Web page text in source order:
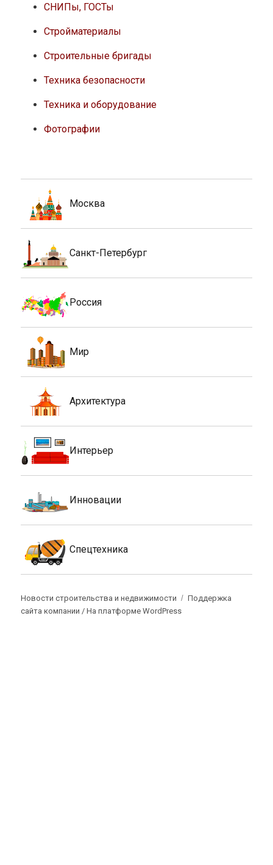
СНИПы, ГОСТы
Стройматериалы
Строительные бригады
Техника безопасности
Техника и оборудование
Фотографии
Москва
Санкт-Петербург
Россия
Мир
Архитектура
Интерьер
Инновации
Спецтехника
Новости строительства и недвижимости
Поддержка
сайта компании /На платформе WordPress